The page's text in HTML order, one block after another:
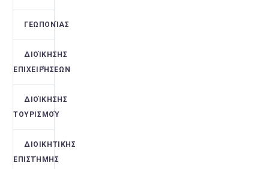
ΓΕΩΠΟΝΊΑΣ
ΔΙΟΊΚΗΣΗΣ
ΕΠΙΧΕΙΡΉΣΕΩΝ
ΔΙΟΊΚΗΣΗΣ
ΤΟΥΡΙΣΜΟΎ
ΔΙΟΙΚΗΤΙΚΉΣ
ΕΠΙΣΤΉΜΗΣ